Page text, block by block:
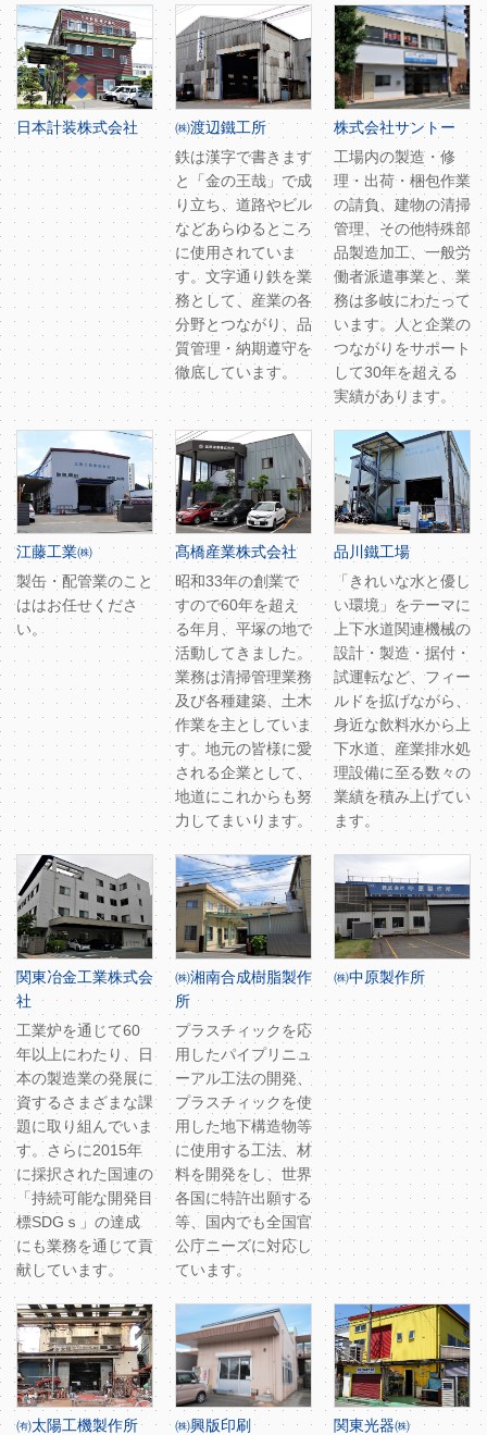
日本計装株式会社
㈱渡辺鐵工所
鉄は漢字で書きます
と「金の王哉」で成
り立ち、道路やビル
などあらゆるところ
に使用されていま
す。文字通り鉄を業
務として、産業の各
分野とつながり、品
質管理・納期遵守を
徹底しています。
株式会社サントー
工場内の製造・修
理・出荷・梱包作業
の請負、建物の清掃
管理、その他特殊部
品製造加工、一般労
働者派遣事業と、業
務は多岐にわたって
います。人と企業の
つながりをサポート
して30年を超える
実績があります。
江藤工業㈱
製缶・配管業のこと
ははお任せくださ
い。
髙橋産業株式会社
昭和33年の創業で
すので60年を超え
る年月、平塚の地で
活動してきました。
業務は清掃管理業務
及び各種建築、土木
作業を主としていま
す。地元の皆様に愛
される企業として、
地道にこれからも努
力してまいります。
品川鐵工場
「きれいな水と優し
い環境」をテーマに
上下水道関連機械の
設計・製造・据付・
試運転など、フィー
ルドを拡げながら、
身近な飲料水から上
下水道、産業排水処
理設備に至る数々の
業績を積み上げてい
ます。
関東冶金工業株式会
社
工業炉を通じて60
年以上にわたり、日
本の製造業の発展に
資するさまざまな課
題に取り組んでいま
す。さらに2015年
に採択された国連の
「持続可能な開発目
標SDGｓ」の達成
にも業務を通じて貢
献しています。
㈱湘南合成樹脂製作
所
プラスチィックを応
用したパイプリニュ
ーアル工法の開発、
プラスチィックを使
用した地下構造物等
に使用する工法、材
料を開発をし、世界
各国に特許出願する
等、国内でも全国官
公庁ニーズに対応し
ています。
㈱中原製作所
㈲太陽工機製作所 ㈱興版印刷 関東光器㈱